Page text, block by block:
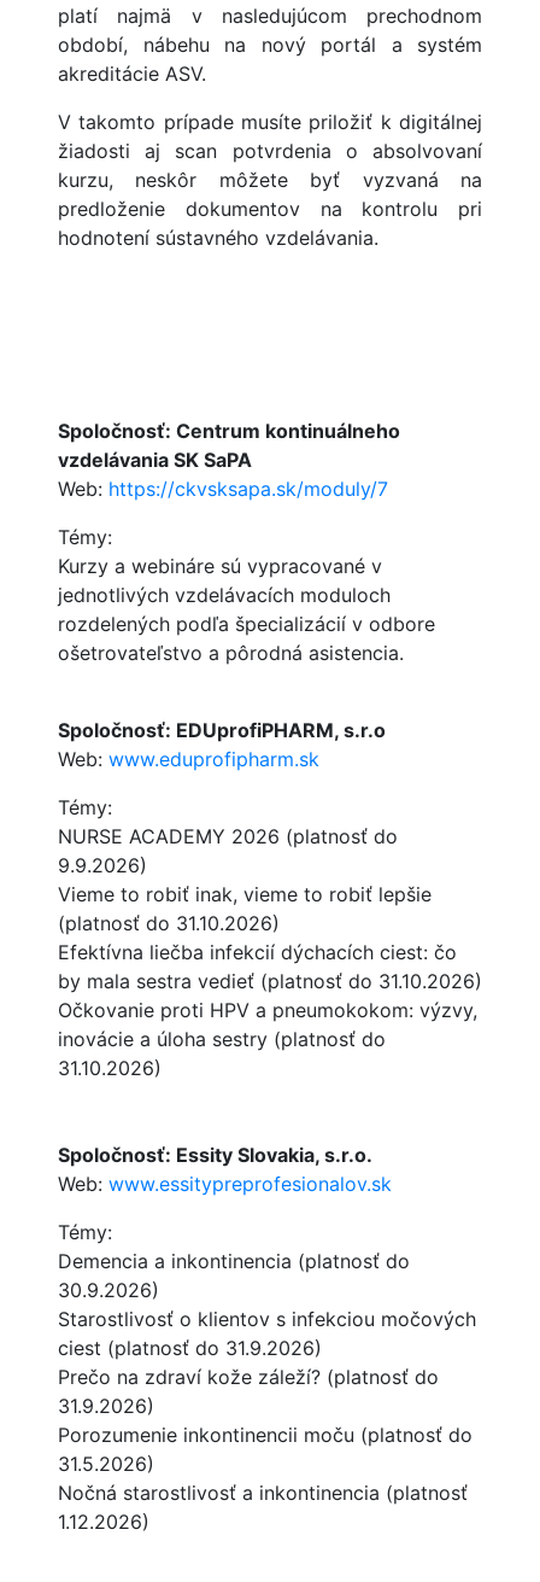
platí najmä v nasledujúcom prechodnom
období, nábehu na nový portál a systém
akreditácie ASV.
V takomto prípade musíte priložiť k digitálnej
žiadosti aj scan potvrdenia o absolvovaní
kurzu, neskôr môžete byť vyzvaná na
predloženie dokumentov na kontrolu pri
hodnotení sústavného vzdelávania.
Spoločnosť: Centrum kontinuálneho
vzdelávania SK SaPA
Web: https://ckvsksapa.sk/moduly/7
Témy:
Kurzy a webináre sú vypracované v
jednotlivých vzdelávacích moduloch
rozdelených podľa špecializácií v odbore
ošetrovateľstvo a pôrodná asistencia.
Spoločnosť: EDUprofiPHARM, s.r.o
Web: www.eduprofipharm.sk
Témy:
NURSE ACADEMY 2026 (platnosť do
9.9.2026)
Vieme to robiť inak, vieme to robiť lepšie
(platnosť do 31.10.2026)
Efektívna liečba infekcií dýchacích ciest: čo
by mala sestra vedieť (platnosť do 31.10.2026)
Očkovanie proti HPV a pneumokokom: výzvy,
inovácie a úloha sestry (platnosť do
31.10.2026)
Spoločnosť: Essity Slovakia, s.r.o.
Web: www.essitypreprofesionalov.sk
Témy:
Demencia a inkontinencia (platnosť do
30.9.2026)
Starostlivosť o klientov s infekciou močových
ciest (platnosť do 31.9.2026)
Prečo na zdraví kože záleží? (platnosť do
31.9.2026)
Porozumenie inkontinencii moču (platnosť do
31.5.2026)
Nočná starostlivosť a inkontinencia (platnosť
1.12.2026)